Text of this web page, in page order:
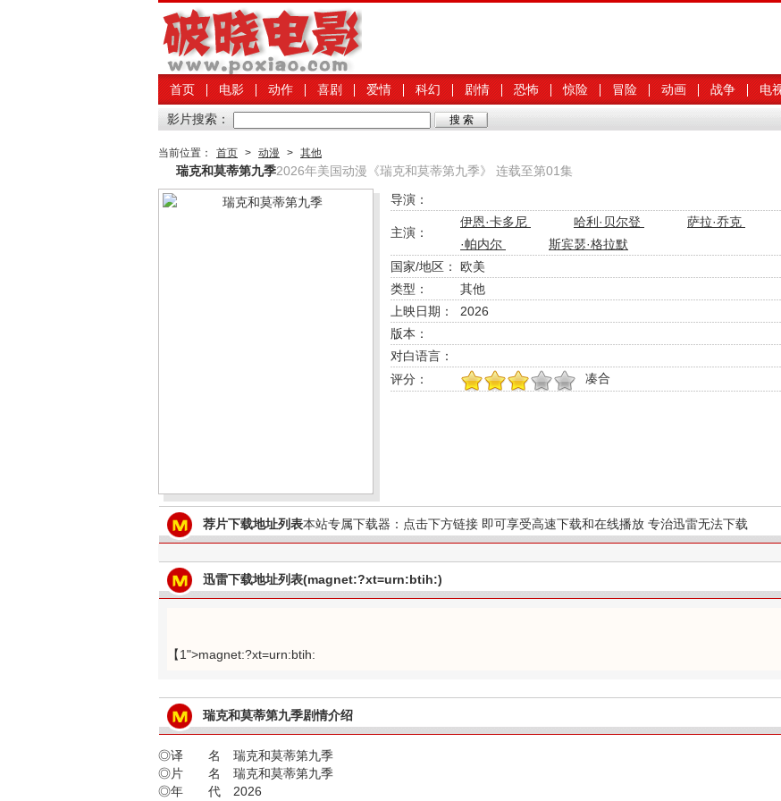
首页 电影 动作 喜剧 爱情 科幻 剧情 恐怖 惊险 冒险 动画 战争 电
影片搜索：
当前位置： 首页 > 动漫 > 其他
瑞克和莫蒂第九季2026年美国动漫《瑞克和莫蒂第九季》 连载至第01集
导演：
主演：
伊恩·卡多尼 哈利·贝尔登 萨拉·乔克
·帕内尔
斯宾瑟·格拉默
国家/地区：
欧美
类型：
其他
上映日期：
2026
版本：
对白语言：
评分：1 3 4 5 凑合
荐片下载地址列表本站专属下载器：点击下方链接 即可享受高速下载和在线播放 专治迅雷无法下载
迅雷下载地址列表(magnet:?xt=urn:btih:)
【1">magnet:?xt=urn:btih:
瑞克和莫蒂第九季剧情介绍
◎译 名 瑞克和莫蒂第九季
◎片 名 瑞克和莫蒂第九季
◎年 代 2026